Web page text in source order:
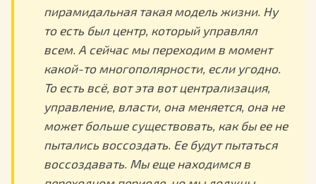
пирамидальная такая модель жизни. Ну
то есть был центр, который управлял
всем. А сейчас мы переходим в момент
какой-то многополярности, если угодно.
То есть всё, вот эта вот централизация,
управление, власти, она меняется, она не
может больше существовать, как бы ее не
пытались воссоздать. Ее будут пытаться
воссоздавать. Мы еще находимся в